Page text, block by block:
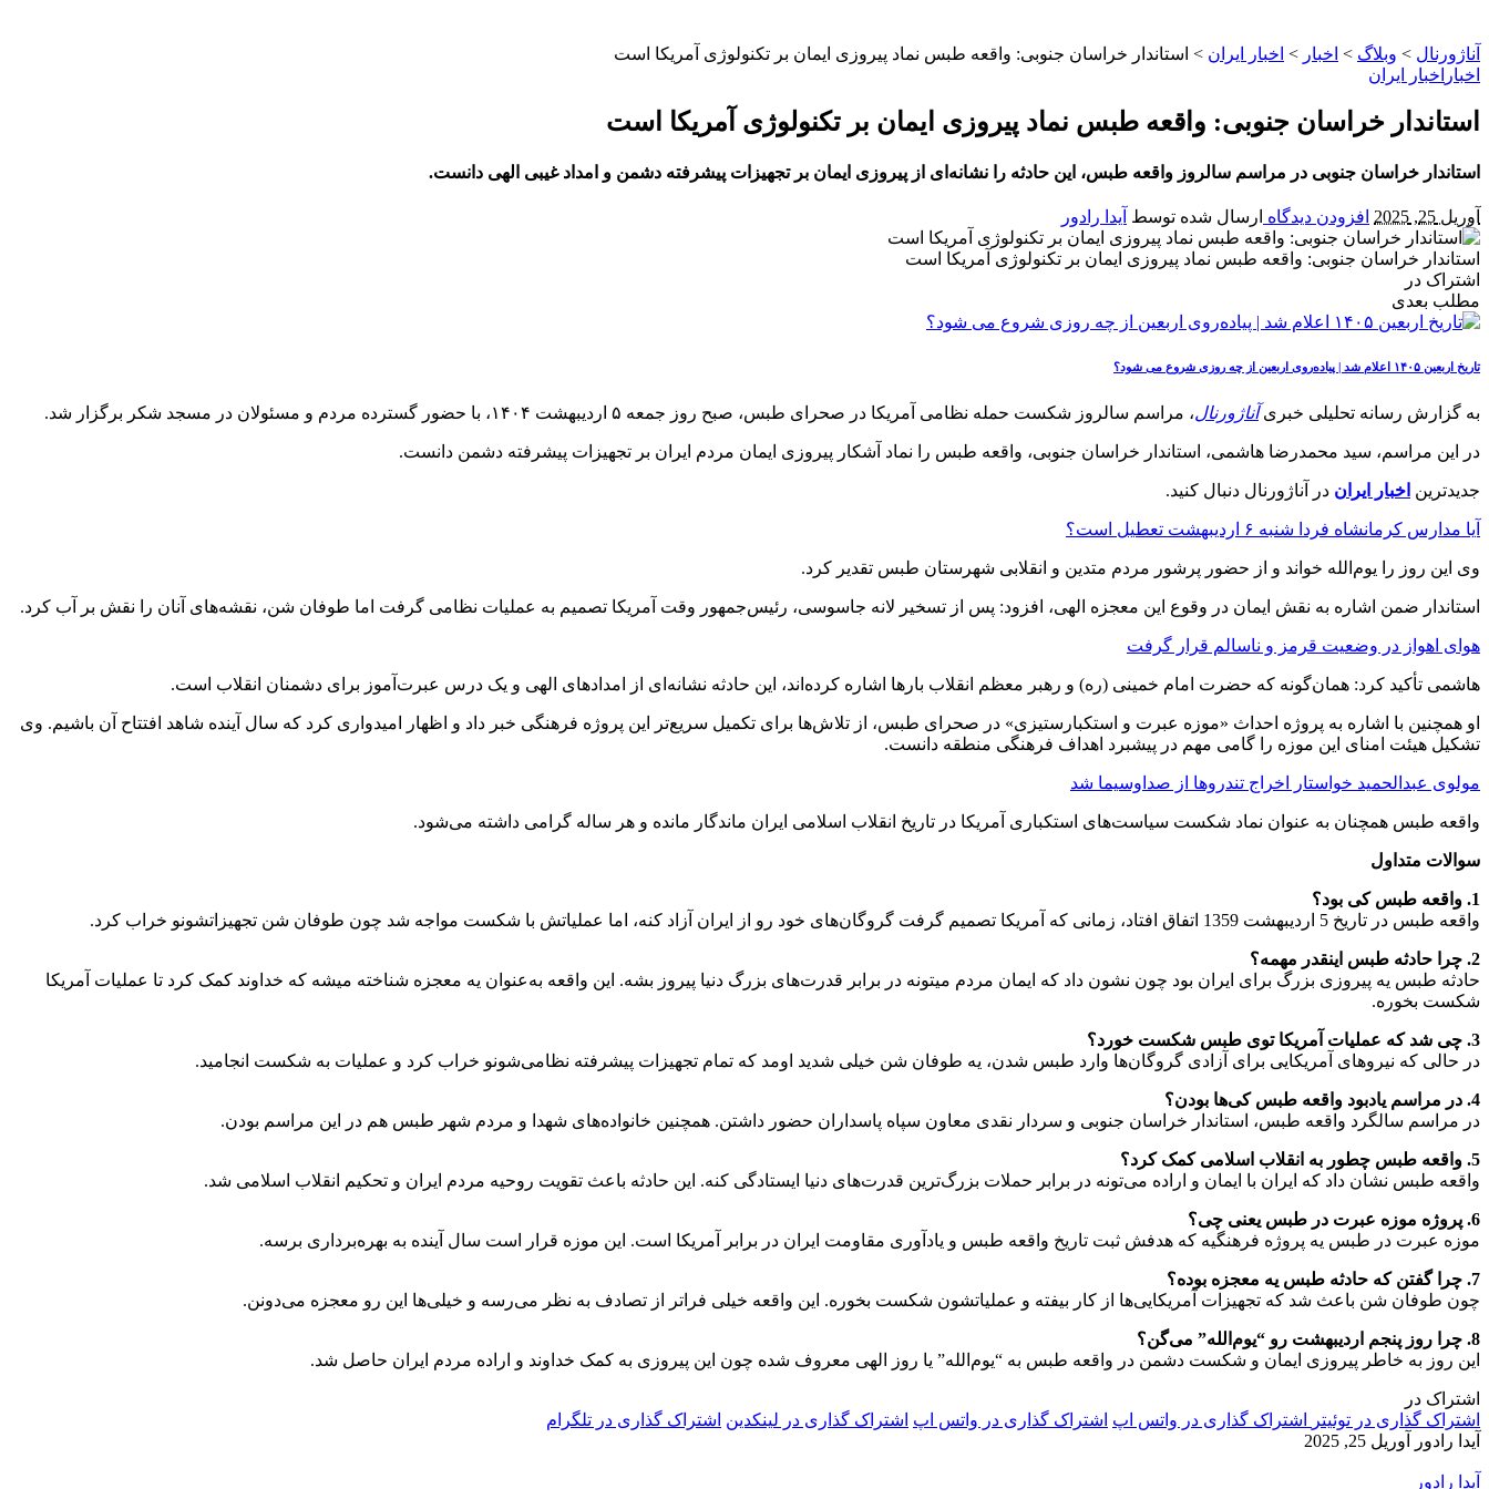
آناژورنال > وبلاگ > اخبار > اخبار ایران > استاندار خراسان جنوبی: واقعه طبس نماد پیروزی ایمان بر تکنولوژی آمریکا است
اخبار اخبار ایران
استاندار خراسان جنوبی: واقعه طبس نماد پیروزی ایمان بر تکنولوژی آمریکا است
استاندار خراسان جنوبی در مراسم سالروز واقعه طبس، این حادثه را نشانه‌ای از پیروزی ایمان بر تجهیزات پیشرفته دشمن و امداد غیبی الهی دانست.
آوریل 25, 2025 افزودن دیدگاه ارسال شده توسط آیدا رادور
استاندار خراسان جنوبی: واقعه طبس نماد پیروزی ایمان بر تکنولوژی آمریکا است
اشتراک در
مطلب بعدی
تاریخ اربعین ۱۴۰۵ اعلام شد | پیاده‌روی اربعین از چه روزی شروع می‌ شود؟
به گزارش رسانه تحلیلی خبریآناژورنال، مراسم سالروز شکست حمله نظامی آمریکا در صحرای طبس، صبح روز جمعه ۵ اردیبهشت ۱۴۰۴، با حضور گسترده مردم و مسئولان در مسجد شکر برگزار شد.
در این مراسم، سید محمدرضا هاشمی، استاندار خراسان جنوبی، واقعه طبس را نماد آشکار پیروزی ایمان مردم ایران بر تجهیزات پیشرفته دشمن دانست.
جدیدترین اخبار ایران در آناژورنال دنبال کنید.
آیا مدارس کرمانشاه فردا شنبه ۶ اردیبهشت تعطیل است؟
وی این روز را یوم‌الله خواند و از حضور پرشور مردم متدین و انقلابی شهرستان طبس تقدیر کرد.
استاندار ضمن اشاره به نقش ایمان در وقوع این معجزه الهی، افزود: پس از تسخیر لانه جاسوسی، رئیس‌جمهور وقت آمریکا تصمیم به عملیات نظامی گرفت اما طوفان شن، نقشه‌های آنان را نقش بر آب کرد.
هوای اهواز در وضعیت قرمز و ناسالم قرار گرفت
هاشمی تأکید کرد: همان‌گونه که حضرت امام خمینی (ره) و رهبر معظم انقلاب بارها اشاره کرده‌اند، این حادثه نشانه‌ای از امدادهای الهی و یک درس عبرت‌آموز برای دشمنان انقلاب است.
او همچنین با اشاره به پروژه احداث «موزه عبرت و استکبارستیزی» در صحرای طبس، از تلاش‌ها برای تکمیل سریع‌تر این پروژه فرهنگی خبر داد و اظهار امیدواری کرد که سال آینده شاهد افتتاح آن باشیم. وی
تشکیل هیئت امنای این موزه را گامی مهم در پیشبرد اهداف فرهنگی منطقه دانست.
مولوی عبدالحمید خواستار اخراج تندروها از صداوسیما شد
واقعه طبس همچنان به عنوان نماد شکست سیاست‌های استکباری آمریکا در تاریخ انقلاب اسلامی ایران ماندگار مانده و هر ساله گرامی داشته می‌شود.
سوالات متداول
1. واقعه طبس کی بود؟
واقعه طبس در تاریخ 5 اردیبهشت 1359 اتفاق افتاد، زمانی که آمریکا تصمیم گرفت گروگان‌های خود رو از ایران آزاد کنه، اما عملیاتش با شکست مواجه شد چون طوفان شن تجهیزاتشونو خراب کرد.
2. چرا حادثه طبس اینقدر مهمه؟
حادثه طبس یه پیروزی بزرگ برای ایران بود چون نشون داد که ایمان مردم میتونه در برابر قدرت‌های بزرگ دنیا پیروز بشه. این واقعه به‌عنوان یه معجزه شناخته میشه که خداوند کمک کرد تا عملیات آمریکا
شکست بخوره.
3. چی شد که عملیات آمریکا توی طبس شکست خورد؟
در حالی که نیروهای آمریکایی برای آزادی گروگان‌ها وارد طبس شدن، یه طوفان شن خیلی شدید اومد که تمام تجهیزات پیشرفته نظامی‌شونو خراب کرد و عملیات به شکست انجامید.
4. در مراسم یادبود واقعه طبس کی‌ها بودن؟
در مراسم سالگرد واقعه طبس، استاندار خراسان جنوبی و سردار نقدی معاون سپاه پاسداران حضور داشتن. همچنین خانواده‌های شهدا و مردم شهر طبس هم در این مراسم بودن.
5. واقعه طبس چطور به انقلاب اسلامی کمک کرد؟
واقعه طبس نشان داد که ایران با ایمان و اراده می‌تونه در برابر حملات بزرگ‌ترین قدرت‌های دنیا ایستادگی کنه. این حادثه باعث تقویت روحیه مردم ایران و تحکیم انقلاب اسلامی شد.
6. پروژه موزه عبرت در طبس یعنی چی؟
موزه عبرت در طبس یه پروژه فرهنگیه که هدفش ثبت تاریخ واقعه طبس و یادآوری مقاومت ایران در برابر آمریکا است. این موزه قرار است سال آینده به بهره‌برداری برسه.
7. چرا گفتن که حادثه طبس یه معجزه بوده؟
چون طوفان شن باعث شد که تجهیزات آمریکایی‌ها از کار بیفته و عملیاتشون شکست بخوره. این واقعه خیلی فراتر از تصادف به نظر می‌رسه و خیلی‌ها این رو معجزه می‌دونن.
8. چرا روز پنجم اردیبهشت رو “یوم‌الله” می‌گن؟
این روز به خاطر پیروزی ایمان و شکست دشمن در واقعه طبس به “یوم‌الله” یا روز الهی معروف شده چون این پیروزی به کمک خداوند و اراده مردم ایران حاصل شد.
اشتراک در
اشتراک گذاری در توئیتر
اشتراک گذاری در واتس اپ اشتراک گذاری در واتس اپ اشتراک گذاری در لینکدین اشتراک گذاری در تلگرام
آیدا رادور
آوریل 25, 2025
آیدا رادور